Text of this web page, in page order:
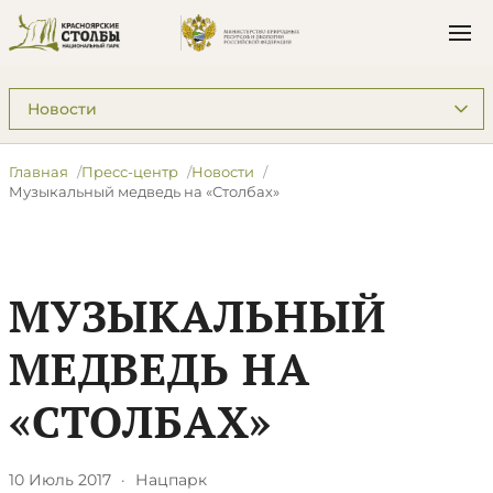
Подразделы: Пресс-центр
Главная Пресс-центр
Новости
Музыкальный медведь на «Столбах»
МУЗЫКАЛЬНЫЙ
МЕДВЕДЬ НА
«СТОЛБАХ»
10 Июль 2017 · Нацпарк